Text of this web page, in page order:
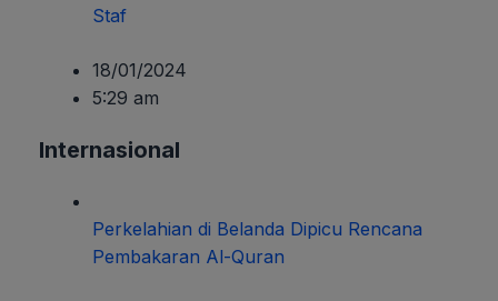
Staf
18/01/2024
5:29 am
Internasional
Perkelahian di Belanda Dipicu Rencana
Pembakaran Al-Quran